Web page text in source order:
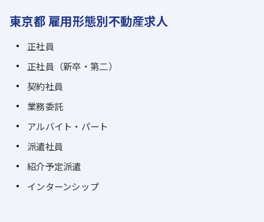
東京都 雇用形態別不動産求人
正社員
正社員（新卒・第二）
契約社員
業務委託
アルバイト・パート
派遣社員
紹介予定派遣
インターンシップ